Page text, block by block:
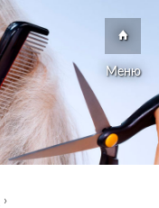
Меню
›